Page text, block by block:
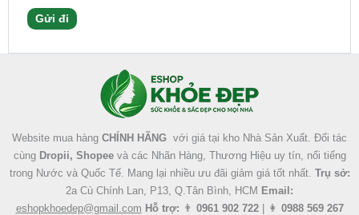
Website mua hàng CHÍNH HÃNG với giá tại kho Nhà Sản Xuất. Đối tác
cùng Dropii, Shopeevà các Nhãn Hàng, Thương Hiệu uy tín, nổi tiếng
trong Nước và Quốc Tế. Mang lại nhiều ưu đãi giảm giá tốt nhất. Trụ sở:
2a Cù Chính Lan, P13, Q.Tân Bình, HCM Email:
eshopkhoedep@gmail.com Hỗ trợ: 👨 0961 902 722| 👩 0988 569 267